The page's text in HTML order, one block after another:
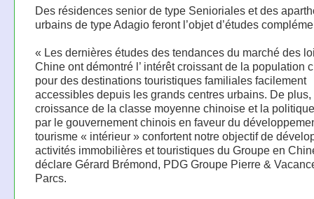
Des résidences senior de type Senioriales et des
urbains de type Adagio feront l’objet d’études
« Les dernières études des tendances du marché des
Chine ont démontré l’ intérêt croissant de la population
pour des destinations touristiques familiales facilement
accessibles depuis les grands centres urbains. De plus,
croissance de la classe moyenne chinoise et la
par le gouvernement chinois en faveur du
tourisme « intérieur » confortent notre objectif de
activités immobilières et touristiques du Groupe en
déclare Gérard Brémond, PDG Groupe Pierre &
Parcs.